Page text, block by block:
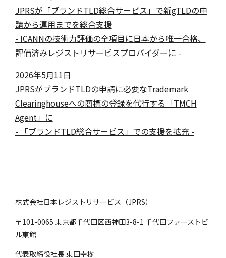
JPRSが「ブランドTLD総合サービス」で新gTLDの申
請から運用までを総合支援
- ICANNの技術力評価の全項目に日本から唯一合格、
評価済みレジストリサービスプロバイダーに -
2026年5月11日
JPRSがブランドTLDの申請に必要なTrademark
Clearinghouseへの商標の登録を代行する「TMCH
Agent」に
- 「ブランドTLD総合サービス」での支援を拡充 -
株式会社日本レジストリサービス（JPRS）
〒101-0065 東京都千代田区西神田3-8-1 千代田ファーストビ
ル東館
代表取締役社長 東田幸樹